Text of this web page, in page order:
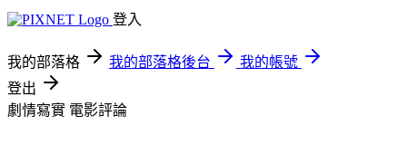
登入
我的部落格 我的部落格後台
我的帳號
登出
劇情寫實 電影評論